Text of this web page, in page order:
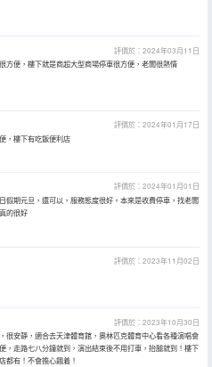
評價於：2024年03月11日
方便，樓下就是商超大型商場停車很方便，老闆很熱情
評價於：2024年01月17日
，樓下有吃飯便利店
評價於：2024年01月01日
假期元旦，還可以，服務態度很好。本來是收費停車，找老闆
的很好
評價於：2023年11月02日
評價於：2023年10月30日
很安靜，適合去天津體育館，奧林匹克體育中心看各種演唱會
，走路七八分鐘就到，演出結束後不用打車，抬腿就到！樓下
都有！不會擔心餓着！